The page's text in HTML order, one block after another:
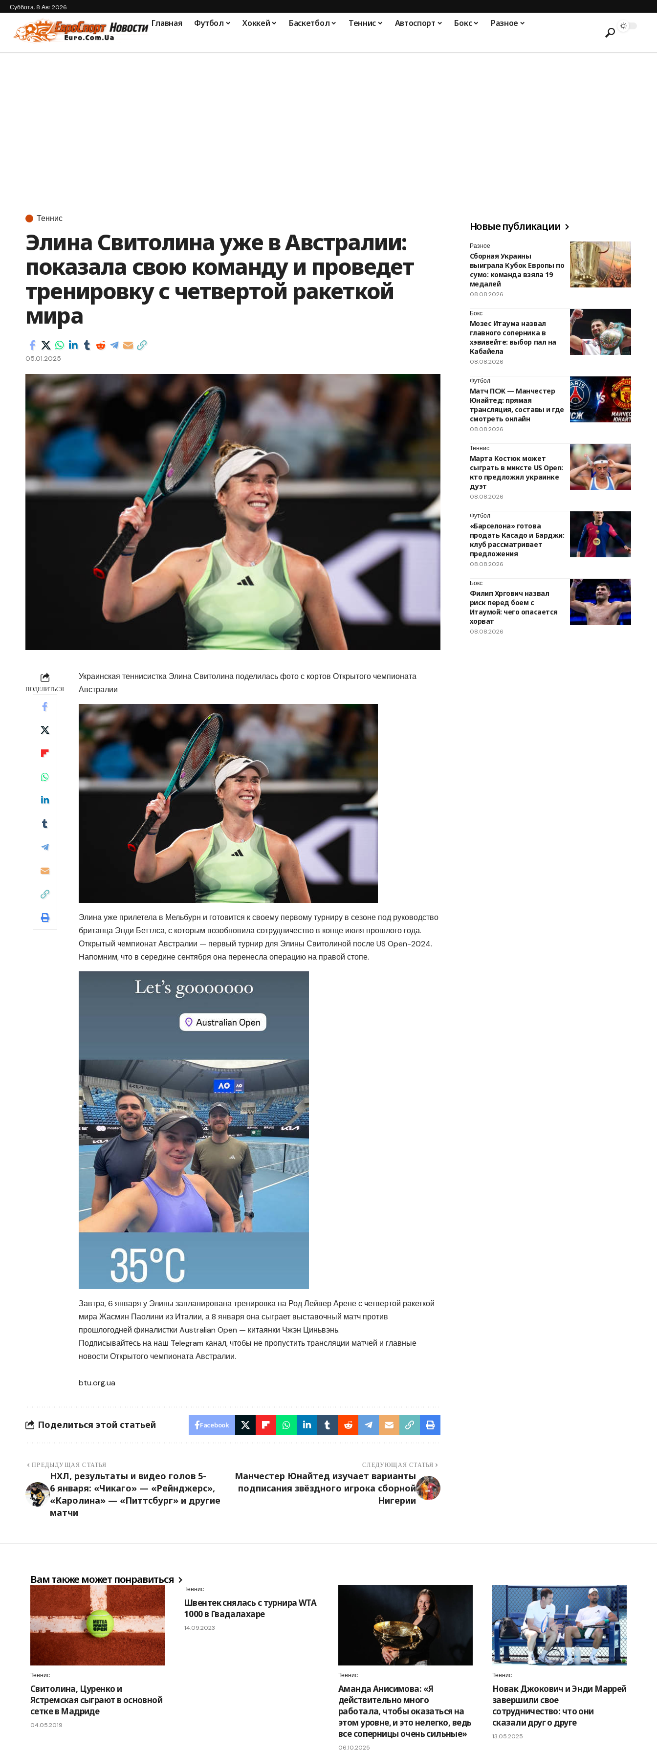
Суббота, 8 Авг 2026
Главная Футбол Хоккей Баскетбол Теннис Автоспорт Бокс Разное
Теннис
Элина Свитолина уже в Австралии:
показала свою команду и проведет
тренировку с четвертой ракеткой
мира
05.01.2025
ПОДЕЛИТЬСЯ
Украинская теннисистка Элина Свитолина поделилась фото с кортов Открытого чемпионата
Австралии
Элина уже прилетела в Мельбурн и готовится к своему первому турниру в сезоне под руководство
британца Энди Беттлса, с которым возобновила сотрудничество в конце июля прошлого года.
Открытый чемпионат Австралии — первый турнир для Элины Свитолиной после US Open-2024.
Напомним, что в середине сентября она перенесла операцию на правой стопе.
Завтра, 6 января у Элины запланирована тренировка на Род Лейвер Арене с четвертой ракеткой
мира Жасмин Паолини из Италии, а 8 января она сыграет выставочный матч против
прошлогодней финалистки Australian Open — китаянки Чжэн Циньвэнь.
Подписывайтесь на наш Telegram канал, чтобы не пропустить трансляции матчей и главные
новости Открытого чемпионата Австралии.
btu.org.ua
Поделиться этой статьей Facebook
ПРЕДЫДУЩАЯ СТАТЬЯ
НХЛ, результаты и видео голов 5-
6 января: «Чикаго» — «Рейнджерс»,
«Каролина» — «Питтсбург» и другие
матчи
СЛЕДУЮЩАЯ СТАТЬЯ
Манчестер Юнайтед изучает варианты
подписания звёздного игрока сборной
Нигерии
Новые публикации
Разное
Сборная Украины
выиграла Кубок Европы по
сумо: команда взяла 19
медалей
08.08.2026
Бокс
Мозес Итаума назвал
главного соперника в
хэвивейте: выбор пал на
Кабайела
08.08.2026
Футбол
Матч ПСЖ — Манчестер
Юнайтед: прямая
трансляция, составы и где
смотреть онлайн
08.08.2026
Теннис
Марта Костюк может
сыграть в миксте US Open:
кто предложил украинке
дуэт
08.08.2026
Футбол
«Барселона» готова
продать Касадо и Барджи:
клуб рассматривает
предложения
08.08.2026
Бокс
Филип Хргович назвал
риск перед боем с
Итаумой: чего опасается
хорват
08.08.2026
Вам также может понравиться
Теннис
Свитолина, Цуренко и
Ястремская сыграют в основной
сетке в Мадриде
04.05.2019
Теннис
Швентек снялась с турнира WTA
1000 в Гвадалахаре
14.09.2023
Теннис
Аманда Анисимова: «Я
действительно много
работала, чтобы оказаться на
этом уровне, и это нелегко, ведь
все соперницы очень сильные»
06.10.2025
Теннис
Новак Джокович и Энди Маррей
завершили свое
сотрудничество: что они
сказали друг о друге
13.05.2025